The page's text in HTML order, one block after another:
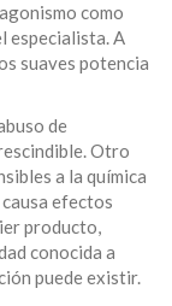
como
especialista. A
suaves potencia
de
Otro
a la química
efectos
producto,
conocida a
puede existir.